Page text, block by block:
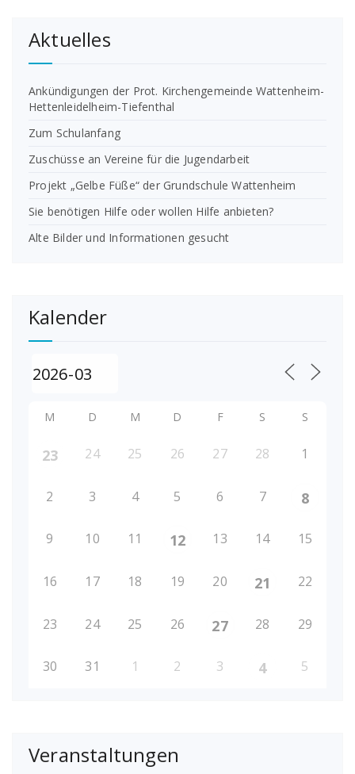
Aktuelles
Ankündigungen der Prot. Kirchengemeinde Wattenheim-
Hettenleidelheim-Tiefenthal
Zum Schulanfang
Zuschüsse an Vereine für die Jugendarbeit
Projekt „Gelbe Füße“ der Grundschule Wattenheim
Sie benötigen Hilfe oder wollen Hilfe anbieten?
Alte Bilder und Informationen gesucht
Kalender
M D M D F S S
23 24 25 26 27 28 1
2 3 4 5 6 7 8
9 10 11 12 13 14 15
16 17 18 19 20 21 22
23 24 25 26 27 28 29
30 31 1 2 3 4 5
Veranstaltungen